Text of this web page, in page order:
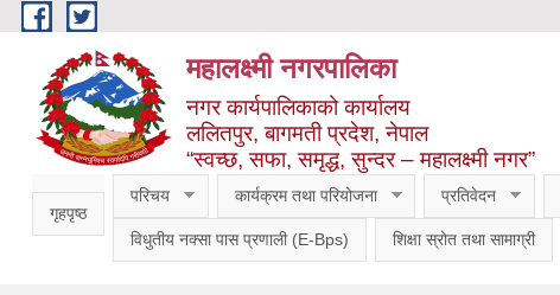
Skip to main content
महालक्ष्मी नगरपालिका
नगर कार्यपालिकाको कार्यालय
ललितपुर, बागमती प्रदेश, नेपाल
“स्वच्छ, सफा, समृद्ध, सुन्दर – महालक्ष्मी नगर”
गृहपृष्ठ
परिचय कार्यक्रम तथा परियोजना प्रतिवेदन
विधुतीय नक्सा पास प्रणाली (E-Bps) शिक्षा स्रोत तथा सामाग्री